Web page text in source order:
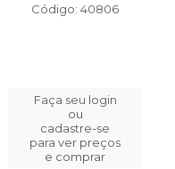
Código: 40806
Faça seu login
ou
cadastre-se
para ver preços
e comprar